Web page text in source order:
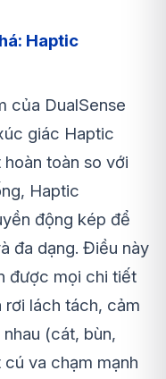
Haptic
của DualSense
giác Haptic
toàn so với
Haptic
động kép để
đa dạng. Điều này
được mọi chi tiết
rơi lách tách, cảm
(cát, bùn,
va chạm mạnh